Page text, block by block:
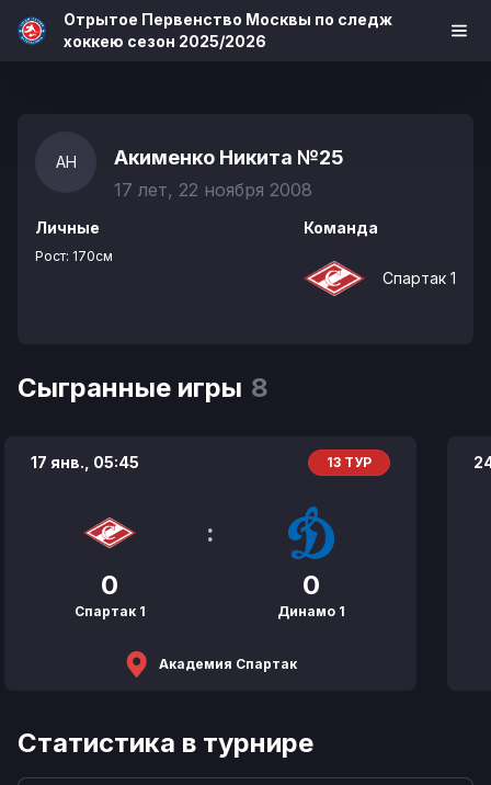
Отрытое Первенство Москвы по следж
хоккею сезон 2025/2026
АН Акименко Никита №25
17 лет, 22 ноября 2008
Личные
Рост: 170см
Команда
Спартак 1
Сыгранные игры 8
17 янв., 05:45 13 ТУР
0
Спартак 1
:
0
Динамо 1
Академия Спартак
Статистика в турнире